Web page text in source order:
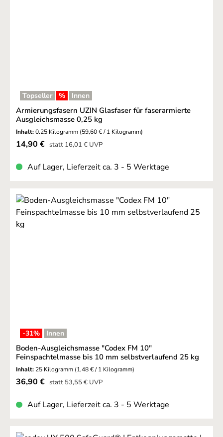
Topseller % Innen
Armierungsfasern UZIN Glasfaser für faserarmierte
Ausgleichsmasse 0,25 kg
Inhalt:0.25 Kilogramm (59,60 € / 1 Kilogramm)
Verkaufspreis:
14,90 € statt Regulärer Preis:
16,01 € UVP
Auf Lager, Lieferzeit ca. 3 - 5 Werktage
-31% Innen
Boden-Ausgleichsmasse "Codex FM 10"
Feinspachtelmasse bis 10 mm selbstverlaufend 25 kg
Inhalt: 25 Kilogramm (1,48 € / 1 Kilogramm)
Verkaufspreis:
36,90 € statt Regulärer Preis:
53,55 € UVP
Auf Lager, Lieferzeit ca. 3 - 5 Werktage